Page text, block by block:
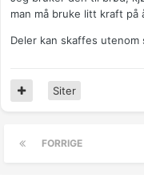
man må bruke litt kraft på
Deler kan skaffes utenom
Siter
FORRIGE